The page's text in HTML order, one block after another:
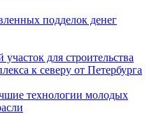
подделок денег
для строительства
к северу от Петербурга
технологии молодых